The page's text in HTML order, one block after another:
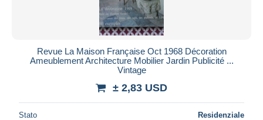
Revue La Maison Française Oct 1968 Décoration
Ameublement Architecture Mobilier Jardin Publicité ...
Vintage
± 2,83 USD
Stato Residenziale